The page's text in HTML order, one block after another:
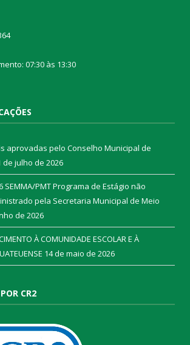
07:30 às 13:30
aprovadas pelo Conselho Municipal de
de julho de 2026
SEMMA/PMT Programa de Estágio não
pela Secretaria Municipal de Meio
de 2026
À COMUNIDADE ESCOLAR E À
14 de maio de 2026
CR2